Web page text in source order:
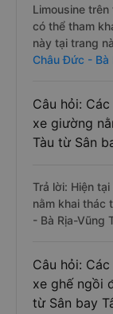
Limousine
có thể tham
này tại trang
Châu Đức - Bà
Câu hỏi:
xe giường
Tàu từ Sân
Trả lời: Hiện
nằm khai thác
- Bà Rịa-Vũng
Câu hỏi:
xe ghế ngồi
từ Sân bay